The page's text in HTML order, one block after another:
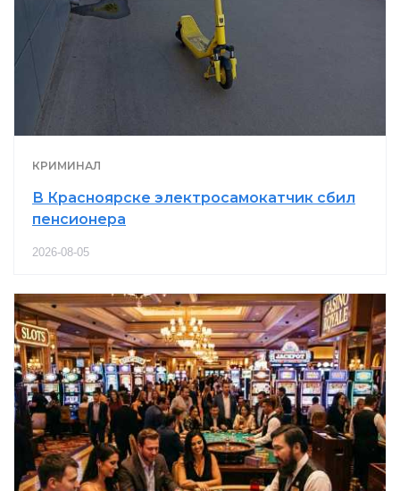
КРИМИНАЛ
В Красноярске электросамокатчик сбил
пенсионера
2026-08-05